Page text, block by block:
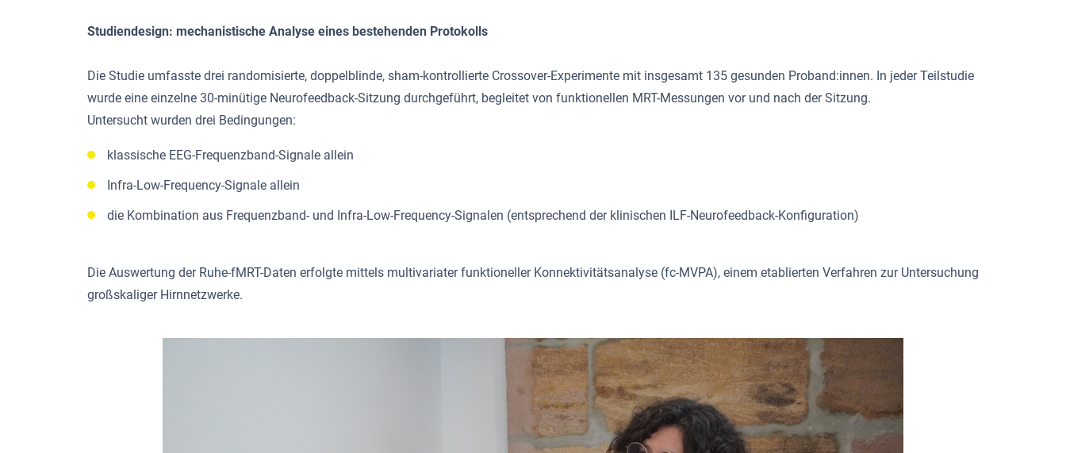
Studiendesign: mechanistische Analyse eines bestehenden Protokolls
Die Studie umfasste drei randomisierte, doppelblinde, sham-kontrollierte Crossover-Experimente mit insgesamt 135 gesunden Proband:innen. In jeder Teilstudie
wurde eine einzelne 30-minütige Neurofeedback-Sitzung durchgeführt, begleitet von funktionellen MRT-Messungen vor und nach der Sitzung.
Untersucht wurden drei Bedingungen:
klassische EEG-Frequenzband-Signale allein
Infra-Low-Frequency-Signale allein
die Kombination aus Frequenzband- und Infra-Low-Frequency-Signalen (entsprechend der klinischen ILF-Neurofeedback-Konfiguration)
Die Auswertung der Ruhe-fMRT-Daten erfolgte mittels multivariater funktioneller Konnektivitätsanalyse (fc-MVPA), einem etablierten Verfahren zur Untersuchung
großskaliger Hirnnetzwerke.